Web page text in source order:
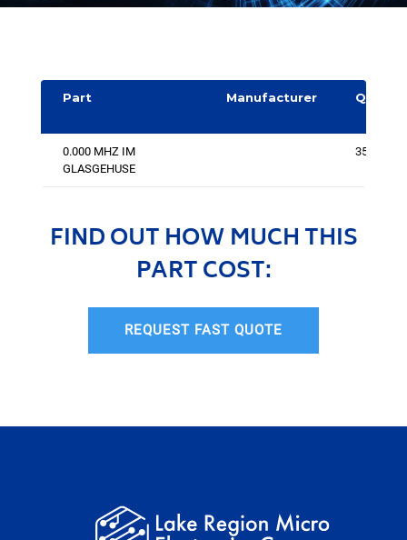
Part Manufacturer
Quantit
0.000 MHZ IM
GLASGEHUSE
350
FIND OUT HOW MUCH THIS
PART COST:
REQUEST FAST QUOTE